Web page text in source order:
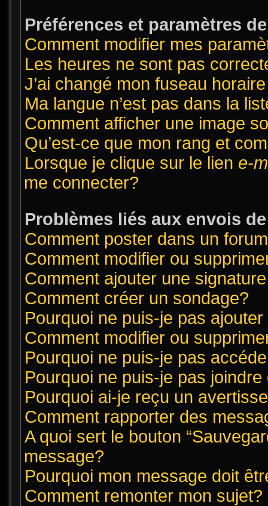
Préférences et paramètres
Comment modifier mes
Les heures ne sont pas
J’ai changé mon fuseau
Ma langue n’est pas dans la
Comment afficher une image
Qu’est-ce que mon rang et
Lorsque je clique sur le lien e-
me connecter?
Problèmes liés aux envois
Comment poster dans un
Comment modifier ou
Comment ajouter une
Comment créer un sondage?
Pourquoi ne puis-je pas
Comment modifier ou
Pourquoi ne puis-je pas
Pourquoi ne puis-je pas
Pourquoi ai-je reçu un
Comment rapporter des
A quoi sert le bouton
message?
Pourquoi mon message doit
Comment remonter mon sujet?